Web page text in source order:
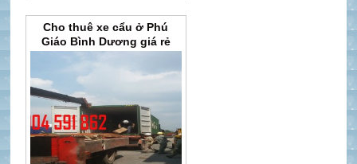
Cho thuê xe cẩu ở Phú
Giáo Bình Dương giá rẻ